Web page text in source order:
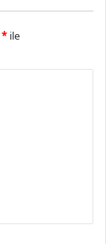
* ile